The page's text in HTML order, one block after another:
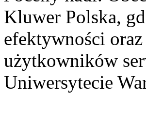
Kluwer Polska,
efektywności
użytkowników
Uniwersytecie